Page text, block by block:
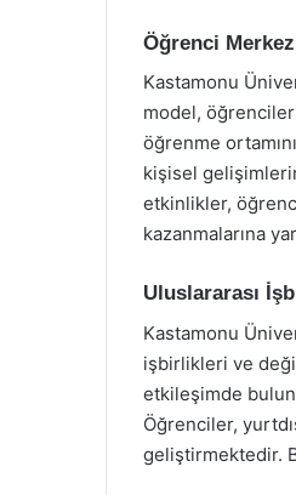
Öğrenci
Kastamonu
model,
öğrenme
kişisel
etkinlikler,
kazanmalarına
Uluslararası
Kastamonu
işbirlikleri ve
etkileşimde
Öğrenciler,
geliştirmektedir.